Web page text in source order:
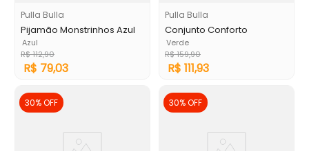
Pulla Bulla
Pijamão Monstrinhos Azul
Azul
R$112,90
R$ 79,03
Pulla Bulla
Conjunto Conforto
Verde
R$159,90
R$ 111,93
30%OFF 30%OFF